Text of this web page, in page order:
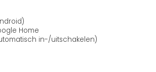
Home
in-/uitschakelen)